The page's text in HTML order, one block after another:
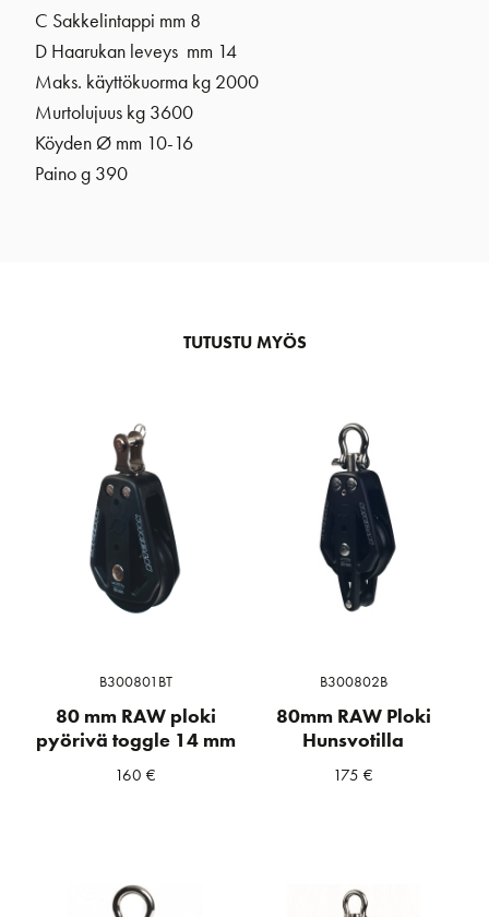
C Sakkelintappi mm 8
D Haarukan leveys mm 14
Maks. käyttökuorma kg 2000
Murtolujuus kg 3600
Köyden Ø mm 10-16
Paino g 390
TUTUSTU MYÖS
B300801BT
80 mm RAW ploki
pyörivä toggle 14 mm
160€
B300802B
80mm RAW Ploki
Hunsvotilla
175€